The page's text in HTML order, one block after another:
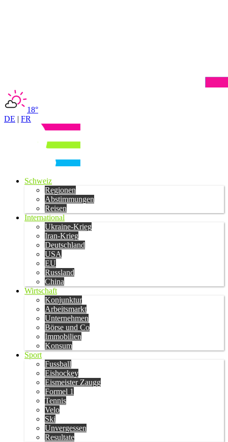
18°
DE | FR
Schweiz
Regionen
Abstimmungen
Reisen
International
Ukraine-Krieg
Iran-Krieg
Deutschland
USA
EU
Russland
China
Wirtschaft
Konjunktur
Arbeitsmarkt
Unternehmen
Börse und Co
Immobilien
Konsum
Sport
Fussball
Eishockey
Eismeister Zaugg
Formel 1
Tennis
Velo
Ski
Unvergessen
Resultate